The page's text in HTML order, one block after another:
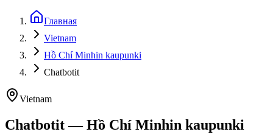
Главная
Vietnam
Hồ Chí Minhin kaupunki
Chatbotit
Vietnam
Chatbotit — Hồ Chí Minhin kaupunki